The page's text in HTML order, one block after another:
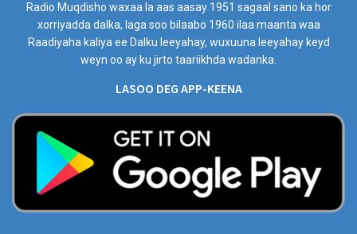
Radio Muqdisho waxaa la aas aasay 1951 sagaal sano ka hor
xorriyadda dalka, laga soo bilaabo 1960 ilaa maanta waa
Raadiyaha kaliya ee Dalku leeyahay, wuxuuna leeyahay keyd
weyn oo ay ku jirto taariikhda wadanka.
LASOO DEG APP-KEENA